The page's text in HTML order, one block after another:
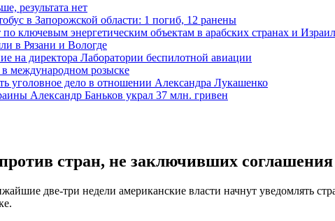
результата нет
в Запорожской области: 1 погиб, 12 ранены
ключевым энергетическим объектам в арабских странах и
в Рязани и Вологде
на директора Лаборатории беспилотной авиации
международном розыске
уголовное дело в отношении Александра Лукашенко
Александр Баньков украл 37 млн. гривен
стран, не заключивших
две-три недели американские власти начнут уведомлять